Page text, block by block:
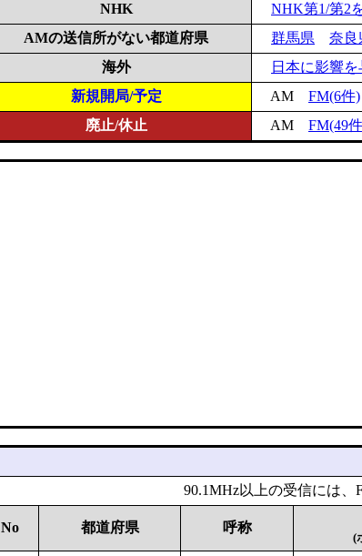
NHK
NHK第1/第2
AMの送信所がない都道府県
群馬県
奈良
海外
日本に影響
新規開局/予定
AM FM(6件)
廃止/休止
AM FM(49
90.1MHz以上の受信には、
No 都道府県 呼称
(